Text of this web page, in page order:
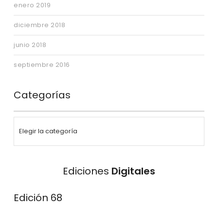
enero 2019
diciembre 2018
junio 2018
septiembre 2016
Categorías
Ediciones Digitales
Edición 68